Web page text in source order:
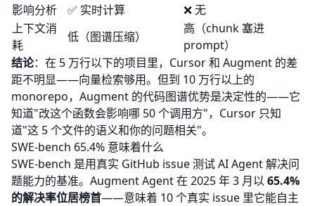
影响分析
✅ 实时计算
❌ 无
上下文消
耗
低（图谱压缩）
高（chunk 塞进
prompt）
结论：在 5 万行以下的项目里，Cursor 和 Augment 的差
距不明显——向量检索够用。但到 10 万行以上的
monorepo，Augment 的代码图谱优势是决定性的——它
知道"改这个函数会影响哪 50 个调用方"，Cursor 只知
道"这 5 个文件的语义和你的问题相关"。
SWE-bench 65.4% 意味着什么
SWE-bench 是用真实 GitHub issue 测试 AI Agent 解决问
题能力的基准。Augment Agent 在 2025 年 3 月以 65.4%
的解决率位居榜首——意味着 10 个真实 issue 里它能自主